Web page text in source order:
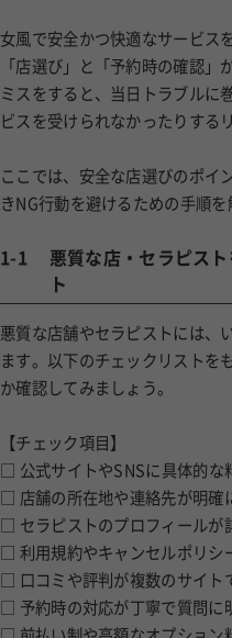
女風で安全かつ快適なサービス
「店選び」と「予約時の確認」
ミスをすると、当日トラブルに
ビスを受けられなかったりする
ここでは、安全な店選びのポイ
きNG行動を避けるための手順を
1-1
悪質な店・セラピス
ト
悪質な店舗やセラピストには、
ます。以下のチェックリストを
か確認してみましょう。
【チェック項目】
□ 公式サイトやSNSに具体的
□ 店舗の所在地や連絡先が明確
□ セラピストのプロフィールが
□ 利用規約やキャンセルポリシ
□ 口コミや評判が複数のサイト
□ 予約時の対応が丁寧で質問に